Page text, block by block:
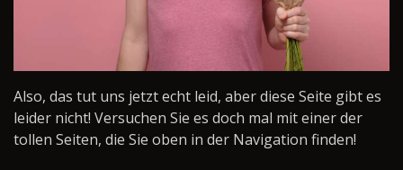
Also, das tut uns jetzt echt leid, aber diese Seite gibt es
leider nicht! Versuchen Sie es doch mal mit einer der
tollen Seiten, die Sie oben in der Navigation finden!